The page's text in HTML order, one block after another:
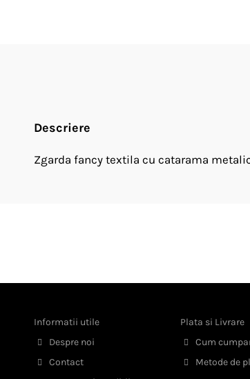
Descriere
Zgarda fancy textila cu catarama
Informatii utile
Despre noi
Contact
Plata si Livrare
Cum
Metode de